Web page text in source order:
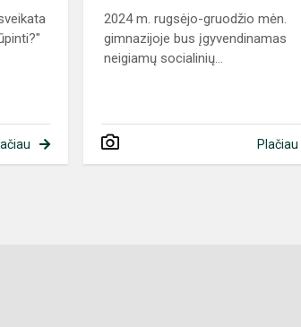
2024 m. rugsėjo-gruodžio mėn.
gimnazijoje bus įgyvendinamas
neigiamų socialinių...
Plačiau